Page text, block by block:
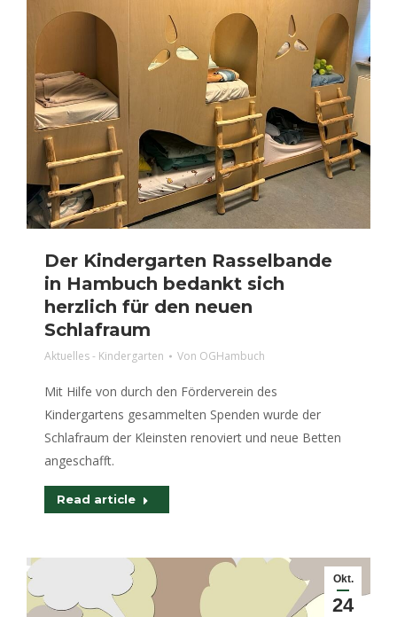
Der Kindergarten Rasselbande
in Hambuch bedankt sich
herzlich für den neuen
Schlafraum
Aktuelles - Kindergarten Von OGHambuch
Mit Hilfe von durch den Förderverein des
Kindergartens gesammelten Spenden wurde der
Schlafraum der Kleinsten renoviert und neue Betten
angeschafft.
Read article
Okt.
24